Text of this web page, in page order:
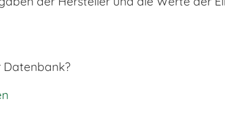
Datenbank?